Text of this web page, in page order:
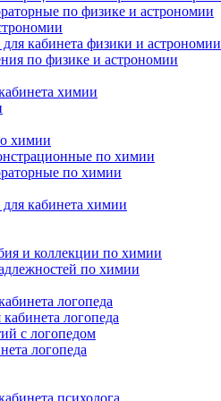
по физике и астрономии
кабинета физики и астрономии
по физике и астрономии
химии
химии
по химии
по химии
кабинета химии
и коллекции по химии
по химии
логопеда
логопеда
с логопедом
логопеда
психолога